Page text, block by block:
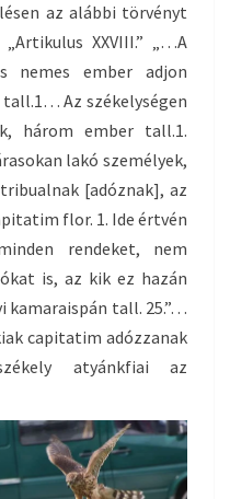
az alábbi törvényt
XXVIII.” „…A
nemes ember adjon
Az székelységen
három ember tall.1.
lakó személyek,
[adóznak], az
flor. 1. Ide értvén
rendeket, nem
is, az kik ez hazán
kamaraispán tall. 25.”…
capitatim adózzanak
atyánkfiai az